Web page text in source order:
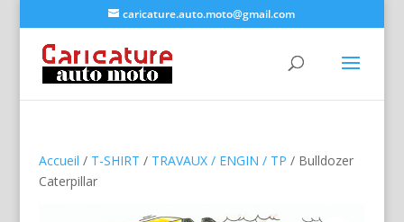
caricature.auto.moto@gmail.com
Accueil / T-SHIRT / TRAVAUX / ENGIN / TP / Bulldozer
Caterpillar